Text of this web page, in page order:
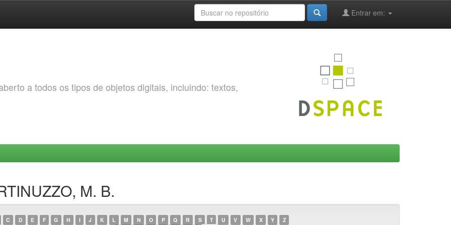
Entrar em:
a todos os tipos de objetos digitais, incluindo: textos,
M. B.
C D E F G H I J K L M N O P Q R S T U V W X Y Z